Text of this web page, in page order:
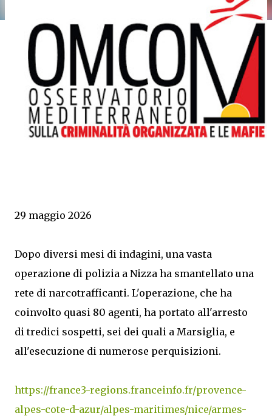
29 maggio 2026
Dopo diversi mesi di indagini, una vasta
operazione di polizia a Nizza ha smantellato una
rete di narcotrafficanti. L'operazione, che ha
coinvolto quasi 80 agenti, ha portato all'arresto
di tredici sospetti, sei dei quali a Marsiglia, e
all'esecuzione di numerose perquisizioni.
https://france3-regions.franceinfo.fr/provence-
alpes-cote-d-azur/alpes-maritimes/nice/armes-